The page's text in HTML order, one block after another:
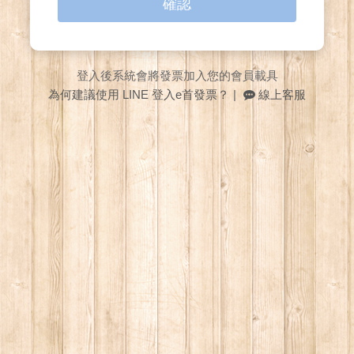
確認
登入後系統會將發票加入您的會員載具
為何建議使用 LINE 登入e首發票？ | 線上客服